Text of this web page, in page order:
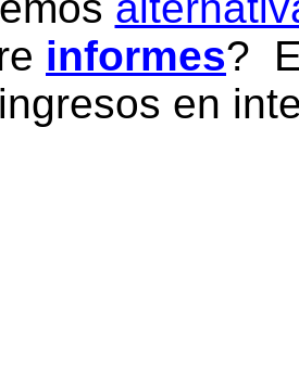
informes?
ingresos en